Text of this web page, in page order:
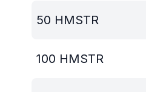
50 HMSTR
100 HMSTR